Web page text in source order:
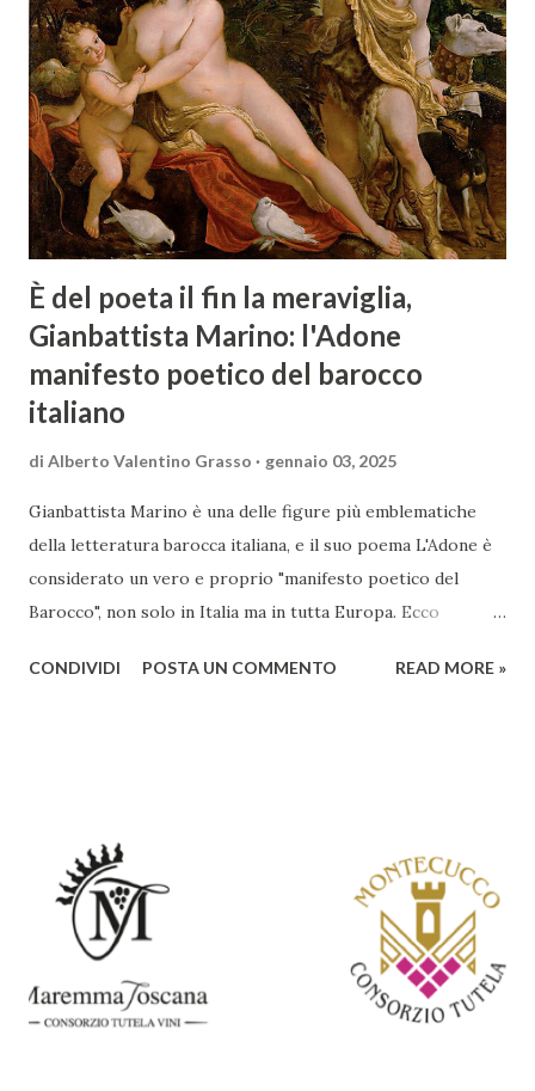
È del poeta il fin la meraviglia,
Gianbattista Marino: l'Adone
manifesto poetico del barocco
italiano
di Alberto Valentino Grasso gennaio 03, 2025
Gianbattista Marino è una delle figure più emblematiche
della letteratura barocca italiana, e il suo poema L'Adone è
considerato un vero e proprio "manifesto poetico del
Barocco", non solo in Italia ma in tutta Europa. Ecco
rendono un'opera fondamentale per il periodo. Marino fu
abbracciando invece i principi del Barocco: l'arte come
meraviglia, l'ostentazione della tecnica e la ricerca del
sorprendente. Marino visse in un'epoca di grandi
cambiamenti culturali e sociali, e la sua opera riflette questa
complessità. L'Adone è un poema epico-mitologico in 20
canti, composto da oltre 40.000 versi. Narra la storia
CONDIVIDI POSTA UN COMMENTO READ MORE »